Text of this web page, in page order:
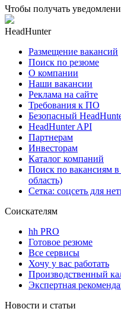
Чтобы получать
HeadHunter
Размещение вакансий
Поиск по резюме
О компании
Наши вакансии
Реклама на сайте
Требования к ПО
Безопасный
HeadHunter API
Партнерам
Инвесторам
Каталог компаний
Поиск по вакансиям
область)
Сетка: соцсеть для
Соискателям
hh PRO
Готовое резюме
Все сервисы
Хочу у вас работать
Производственный
Экспертная
Новости и статьи